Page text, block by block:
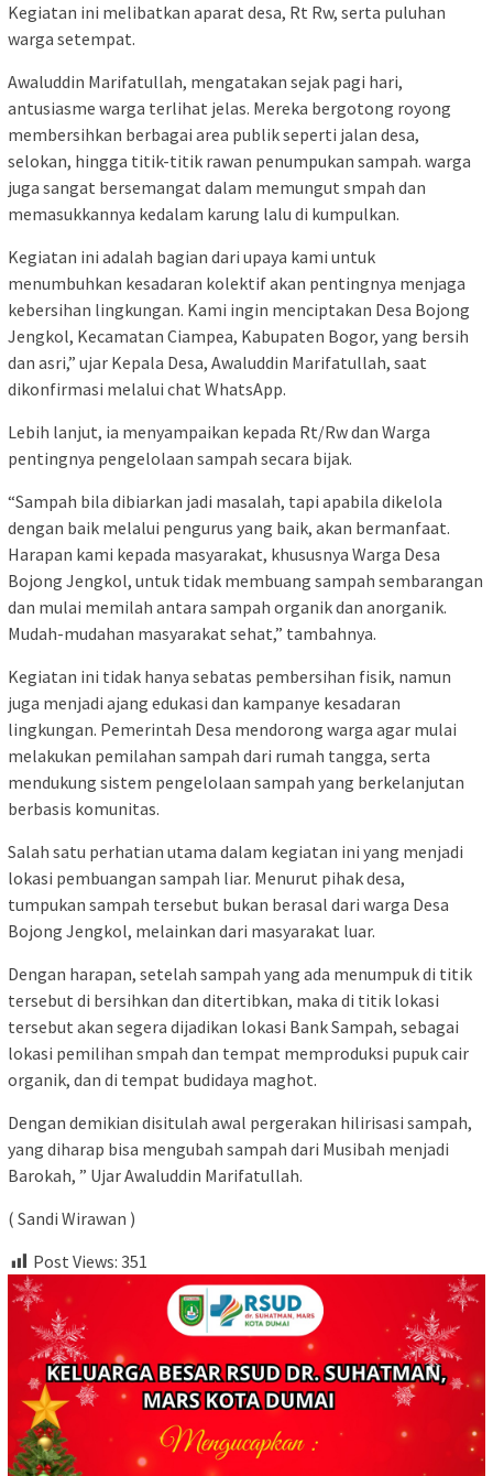
Kegiatan ini melibatkan aparat desa, Rt Rw, serta puluhan
warga setempat.
Awaluddin Marifatullah, mengatakan sejak pagi hari,
antusiasme warga terlihat jelas. Mereka bergotong royong
membersihkan berbagai area publik seperti jalan desa,
selokan, hingga titik-titik rawan penumpukan sampah. warga
juga sangat bersemangat dalam memungut smpah dan
memasukkannya kedalam karung lalu di kumpulkan.
Kegiatan ini adalah bagian dari upaya kami untuk
menumbuhkan kesadaran kolektif akan pentingnya menjaga
kebersihan lingkungan. Kami ingin menciptakan Desa Bojong
Jengkol, Kecamatan Ciampea, Kabupaten Bogor, yang bersih
dan asri,” ujar Kepala Desa, Awaluddin Marifatullah, saat
dikonfirmasi melalui chat WhatsApp.
Lebih lanjut, ia menyampaikan kepada Rt/Rw dan Warga
pentingnya pengelolaan sampah secara bijak.
“Sampah bila dibiarkan jadi masalah, tapi apabila dikelola
dengan baik melalui pengurus yang baik, akan bermanfaat.
Harapan kami kepada masyarakat, khususnya Warga Desa
Bojong Jengkol, untuk tidak membuang sampah sembarangan
dan mulai memilah antara sampah organik dan anorganik.
Mudah-mudahan masyarakat sehat,” tambahnya.
Kegiatan ini tidak hanya sebatas pembersihan fisik, namun
juga menjadi ajang edukasi dan kampanye kesadaran
lingkungan. Pemerintah Desa mendorong warga agar mulai
melakukan pemilahan sampah dari rumah tangga, serta
mendukung sistem pengelolaan sampah yang berkelanjutan
berbasis komunitas.
Salah satu perhatian utama dalam kegiatan ini yang menjadi
lokasi pembuangan sampah liar. Menurut pihak desa,
tumpukan sampah tersebut bukan berasal dari warga Desa
Bojong Jengkol, melainkan dari masyarakat luar.
Dengan harapan, setelah sampah yang ada menumpuk di titik
tersebut di bersihkan dan ditertibkan, maka di titik lokasi
tersebut akan segera dijadikan lokasi Bank Sampah, sebagai
lokasi pemilihan smpah dan tempat memproduksi pupuk cair
organik, dan di tempat budidaya maghot.
Dengan demikian disitulah awal pergerakan hilirisasi sampah,
yang diharap bisa mengubah sampah dari Musibah menjadi
Barokah, ” Ujar Awaluddin Marifatullah.
( Sandi Wirawan )
Post Views: 351